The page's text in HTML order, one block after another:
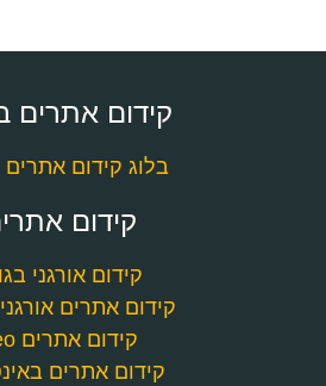
קידום אתרים
בלוג קידום אתרים
קידום
קידום אורגני
קידום אתרים
קידום אתרים seo
קידום אתרים